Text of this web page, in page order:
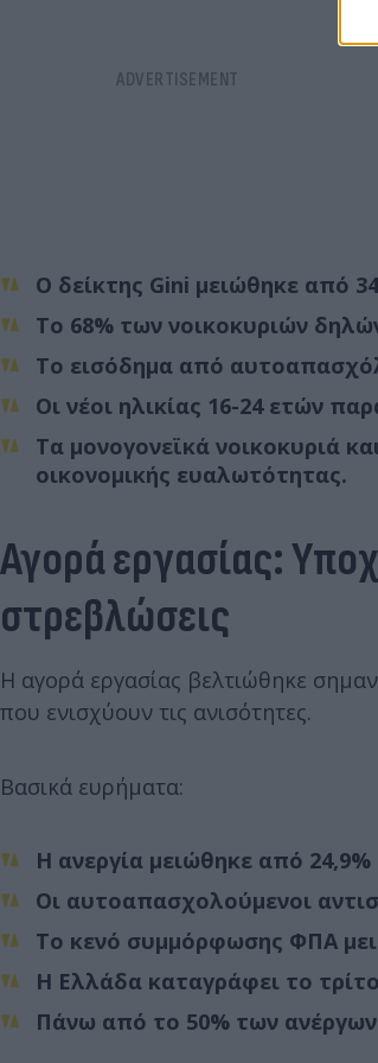
Ο δείκτης Gini μειώθηκε από
Το 68% των νοικοκυριών
Το εισόδημα από
Οι νέοι ηλικίας 16-24 ετών
Τα μονογονεϊκά νοικοκυριά
οικονομικής ευαλωτότητας.
Αγορά εργασίας:
στρεβλώσεις
Η αγορά εργασίας βελτιώθηκε
που ενισχύουν τις ανισότητες.
Βασικά ευρήματα:
Η ανεργία μειώθηκε από 24,9%
Οι αυτοαπασχολούμενοι
Το κενό συμμόρφωσης ΦΠΑ
Η Ελλάδα καταγράφει το
Πάνω από το 50% των